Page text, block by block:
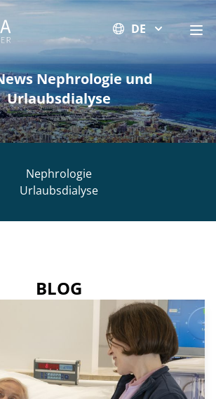
DE
Nephrologie und
Urlaubsdialyse
Nephrologie
Urlaubsdialyse
BLOG